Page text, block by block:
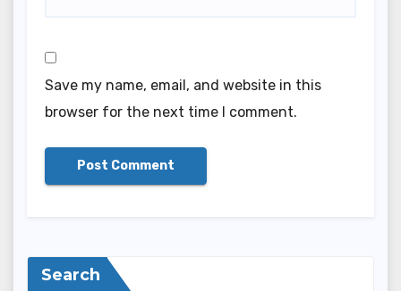
Save my name, email, and website in this
browser for the next time I comment.
Search